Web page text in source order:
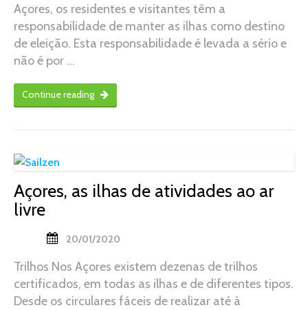
Açores, os residentes e visitantes têm a
responsabilidade de manter as ilhas como destino
de eleição. Esta responsabilidade é levada a sério e
não é por …
Continue reading
Açores, as ilhas de atividades ao ar
livre
20/01/2020
Trilhos Nos Açores existem dezenas de trilhos
certificados, em todas as ilhas e de diferentes tipos.
Desde os circulares fáceis de realizar até à